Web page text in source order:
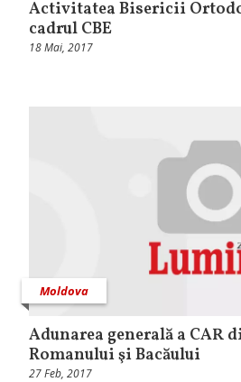
Activitatea Bisericii
cadrul CBE
18 Mai, 2017
Moldova
Adunarea generală a CAR
Romanului şi Bacăului
27 Feb, 2017